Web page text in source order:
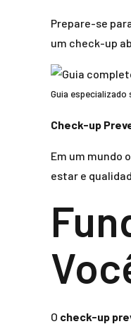
Prepare-se
um check-up
Guia
Check-up
Em um mundo
estar e
O check-up